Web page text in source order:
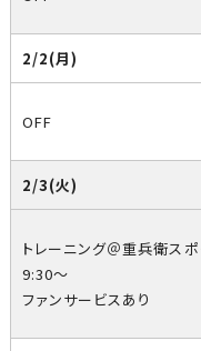
2/2(月)
OFF
2/3(火)
トレーニング＠重兵衛ス
9:30～
ファンサービスあり